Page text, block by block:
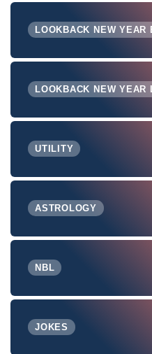
LOOKBACK NEW YEAR
LOOKBACK NEW YEAR
UTILITY
ASTROLOGY
NBL
JOKES